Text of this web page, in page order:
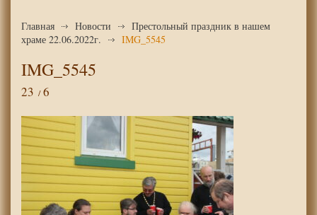
Главная Новости
Престольный праздник в нашем
храме 22.06.2022г.
IMG_5545
IMG_5545
23 6